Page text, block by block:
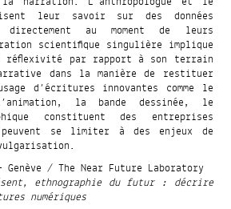
leur savoir sur des données
au moment de leurs
scientifique singulière implique
réflexivité par rapport à son terrain
dans la manière de restituer
d’écritures innovantes comme le
la bande dessinée, le
constituent des entreprises
se limiter à des enjeux de
Genève / The Near Future Laboratory
ethnographie du futur : décrire
numériques